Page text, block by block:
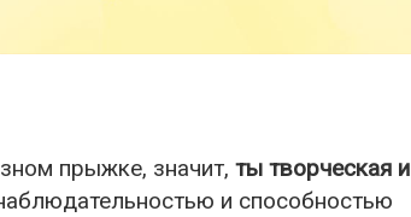
прыжке, значит, ты творческая и
и способностью